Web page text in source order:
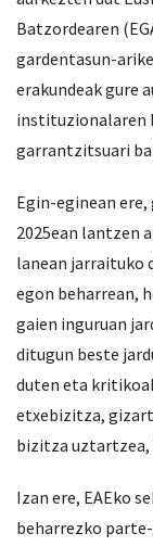
Batzordearen
gardentasun-
erakundeak gure
instituzionalaren
garrantzitsuari
Egin-eginean
2025ean lantzen
lanean jarraituko
egon beharrean,
gaien inguruan
ditugun beste
duten eta
etxebizitza,
bizitza uztartzea,
Izan ere, EAEko
beharrezko